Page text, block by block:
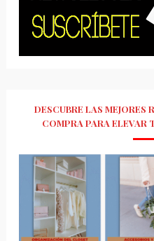
DESCUBRE LAS MEJORES
COMPRA PARA ELEVAR